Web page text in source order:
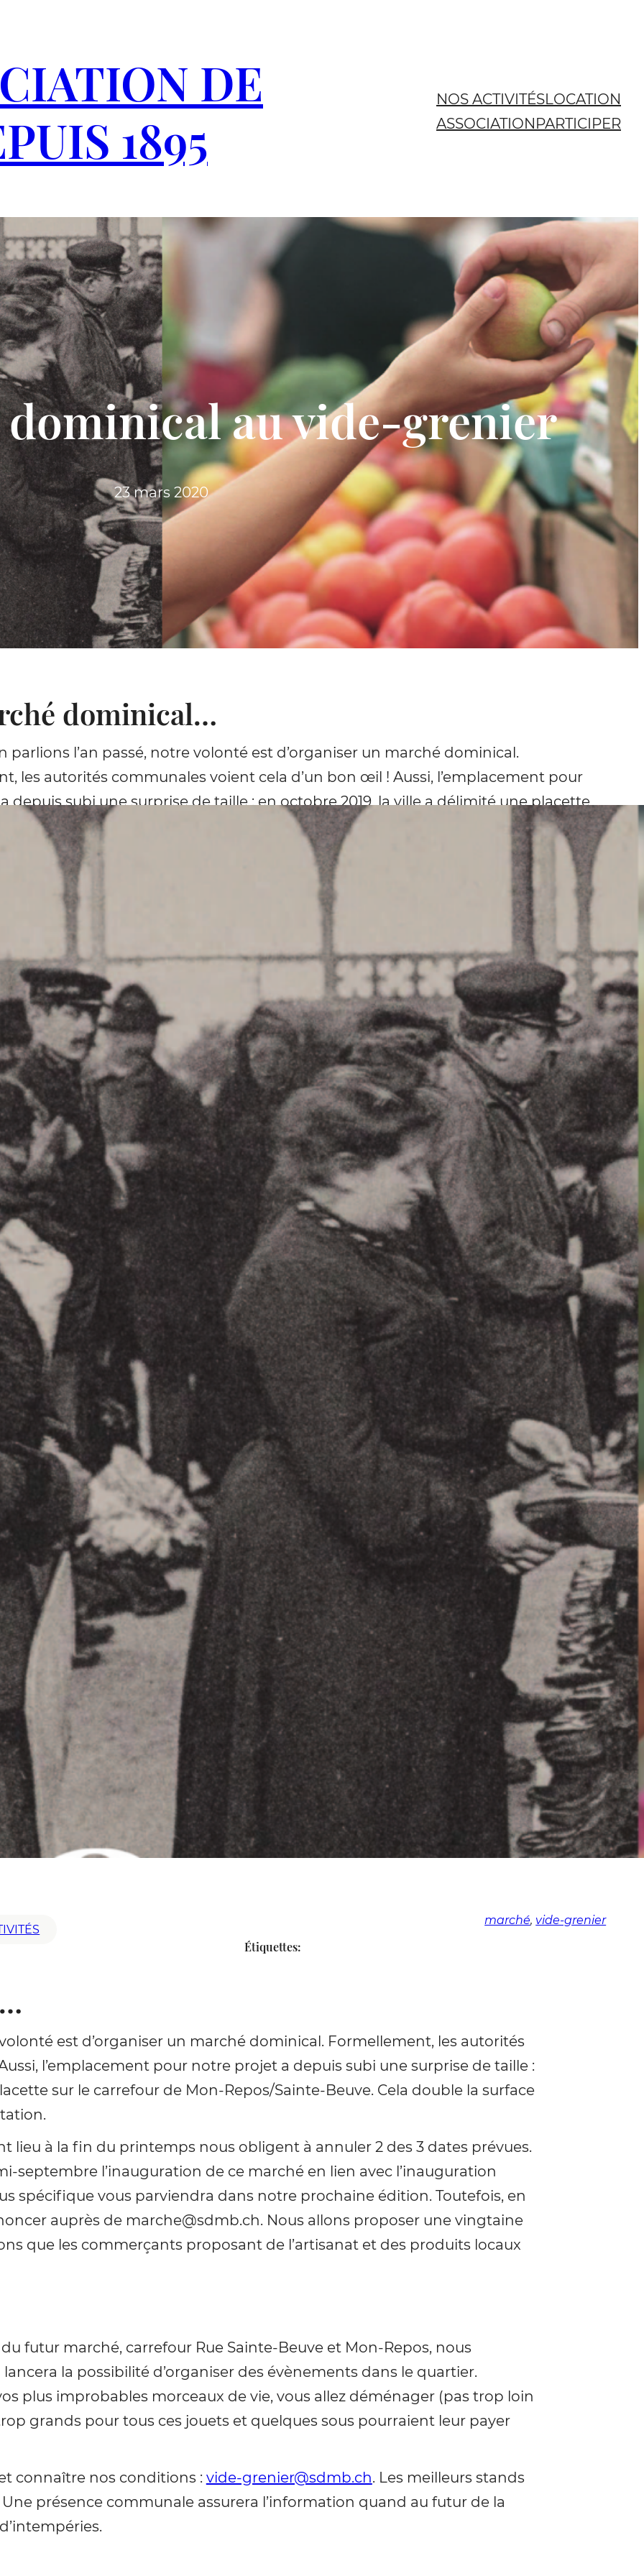
DE
1895
NOS ACTIVITÉSLOCATION
ASSOCIATIONPARTICIPER
au vide-grenier
23 mars 2020
dominical…
parlions l’an passé, notre volonté est d’organiser un marché dominical.
les autorités communales voient cela d’un bon œil ! Aussi, l’emplacement pour
depuis subi une surprise de taille : en octobre 2019, la ville a délimité une placette
de Mon-Repos/Sainte-Beuve. Cela double la surface initialement prévue pour
d’adaptation qui auront lieu à la fin du printemps nous obligent à annuler 2
Aussi nous avons décidé de reporter à mi-septembre l’inauguration de ce
avec l’inauguration officielle de la placette. Un calendrier plus spécifique vous
notre prochaine édition. Toutefois, en cas d’intérêt, vous pouvez déjà vous
de marche@sdmb.ch. Nous allons proposer une vingtaine d’emplacements à
que les commerçants proposant de l’artisanat et des produits locaux
!
grenier
travaux prévus à l’endroit du futur marché, carrefour Rue Sainte-Beuve et Mon-
préférons organiser un vide-grenier qui lancera la possibilité d’organiser des
le quartier.
de proposer aux gens vos plus improbables morceaux de vie, vous allez
trop loin on espère !), vos enfants sont devenus trop grands pour tous ces
sous pourraient leur payer leur voyage d’étude ?
pas pour vous inscrire et connaître nos conditions :vide-grenier@sdmb.ch. Les
seront attribués par ordre d’inscription. Une présence communale assurera
quand au futur de la place. L’événement sera reporté en cas d’intempéries.
Étiquettes:
marché, vide-grenier
est d’organiser un marché dominical. Formellement, les autorités
l’emplacement pour notre projet a depuis subi une surprise de taille :
sur le carrefour de Mon-Repos/Sainte-Beuve. Cela double la surface
lieu à la fin du printemps nous obligent à annuler 2 des 3 dates prévues.
septembre l’inauguration de ce marché en lien avec l’inauguration
spécifique vous parviendra dans notre prochaine édition. Toutefois, en
auprès de marche@sdmb.ch. Nous allons proposer une vingtaine
que les commerçants proposant de l’artisanat et des produits locaux
futur marché, carrefour Rue Sainte-Beuve et Mon-Repos, nous
la possibilité d’organiser des évènements dans le quartier.
plus improbables morceaux de vie, vous allez déménager (pas trop loin
grands pour tous ces jouets et quelques sous pourraient leur payer
connaître nos conditions : vide-grenier@sdmb.ch. Les meilleurs stands
présence communale assurera l’information quand au futur de la